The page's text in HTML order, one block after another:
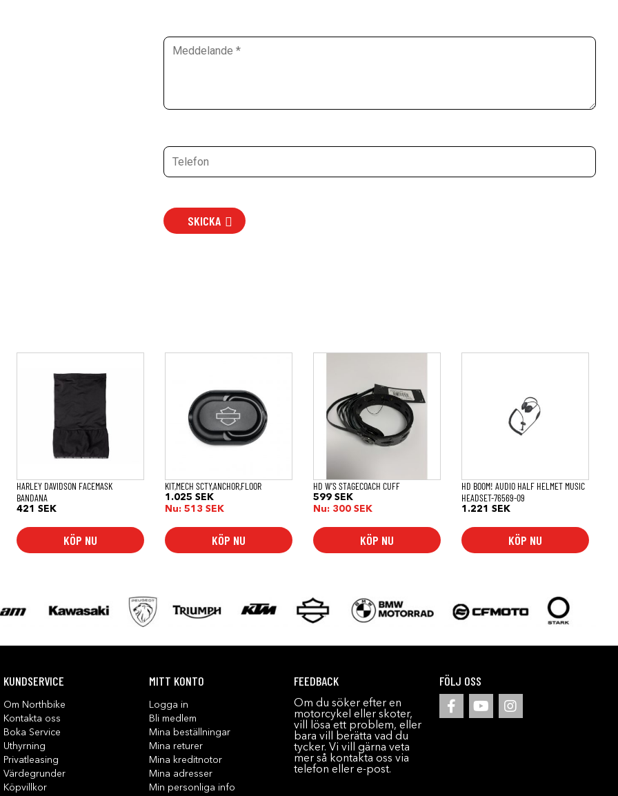
SKICKA
HARLEY DAVIDSON FACEMASK
BANDANA
421SEK
KÖP NU
KIT,MECH SCTY,ANCHOR,FLOOR
1.025SEK
Nu:513SEK
KÖP NU
HD W’S STAGECOACH CUFF
599SEK
Nu: 300SEK
KÖP NU
HD BOOM! AUDIO HALF HELMET MUSIC
HEADSET-76569-09
1.221SEK
KÖP NU
KUNDSERVICE
Om Northbike
Kontakta oss
Boka Service
Uthyrning
Privatleasing
Värdegrunder
Köpvillkor
MITT KONTO
Logga in
Bli medlem
Mina beställningar
Mina returer
Mina kreditnotor
Mina adresser
Min personliga info
FEEDBACK
Om du söker efter en
motorcykel eller skoter,
vill lösa ett problem, eller
bara vill berätta vad du
tycker. Vi vill gärna veta
mer så kontakta oss via
telefon eller e-post.
FÖLJ OSS